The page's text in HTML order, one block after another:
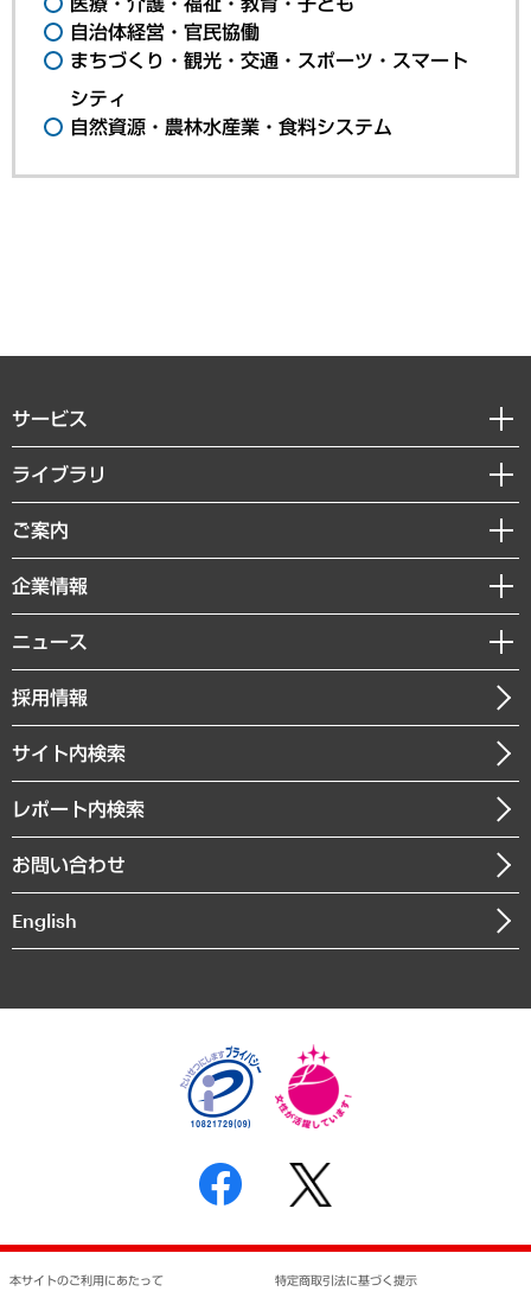
自治体経営・官民協働
まちづくり・観光・交通・スポーツ・スマート
シティ
自然資源・農林水産業・食料システム
サービス
経営戦略
組織・人事戦略
デジタルイノベーション
共生・ダイバーシティ
GRC（ガバナンス・リスク・コンプライアンス）・防災（政策）
経済・産業・雇用・労働
まちづくり・観光・交通・スポーツ・スマートシティ
自然資源・農林水産業・食料システム
ライブラリ
経済調査
レポート
コラム
経営用語集
受託・受注実績（官公庁関連）
メディア掲載・出演
ご案内
セミナー・イベント情報
MUFGビジネスセミナー
受託案件情報
企業情報
私たちの想い
社長メッセージ
会社概要
沿革
組織図・本部部室紹介
インドネシア現地法人
個人情報保護方針
反社会的勢力に対する基本方針
書面による個人情報の開示等の請求の手続きについて
ニュース
ニュースリリース
お知らせ
採用情報
サイト内検索
レポート内検索
お問い合わせ
English
本サイトのご利用にあたって 特定商取引法に基づく提示